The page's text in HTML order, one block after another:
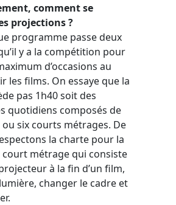
comment se
projections ?
programme passe deux
y a la compétition pour
d’occasions au
les films. On essaye que la
pas 1h40 soit des
quotidiens composés de
six courts métrages. De
la charte pour la
métrage qui consiste
à la fin d’un film,
changer le cadre et